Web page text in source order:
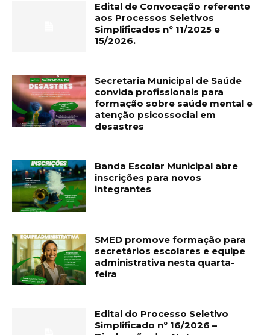
Edital de Convocação referente
aos Processos Seletivos
Simplificados nº 11/2025 e
15/2026.
Secretaria Municipal de Saúde
convida profissionais para
formação sobre saúde mental e
atenção psicossocial em
desastres
Banda Escolar Municipal abre
inscrições para novos
integrantes
SMED promove formação para
secretários escolares e equipe
administrativa nesta quarta-
feira
Edital do Processo Seletivo
Simplificado nº 16/2026 –